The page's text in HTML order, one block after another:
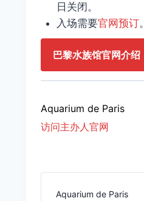
日关闭。
入场需要官网预订。
巴黎水族馆官网介绍
Aquarium de Paris
访问主办人官网
Aquarium de Paris